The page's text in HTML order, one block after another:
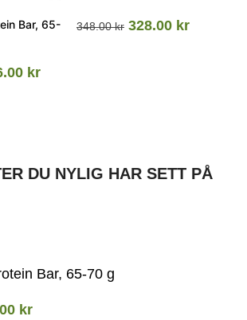
Bar, 65-
kr
348.00kr 328.00 kr
DU NYLIG HAR SETT PÅ
Bar, 65-70 g
kr